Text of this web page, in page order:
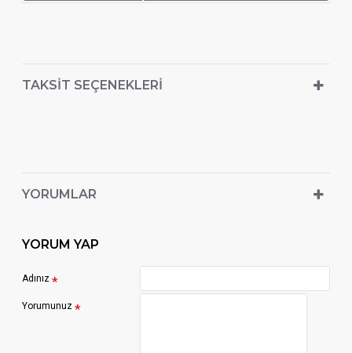
TAKSIT SEÇENEKLERI
YORUMLAR
YORUM YAP
Adınız
Yorumunuz